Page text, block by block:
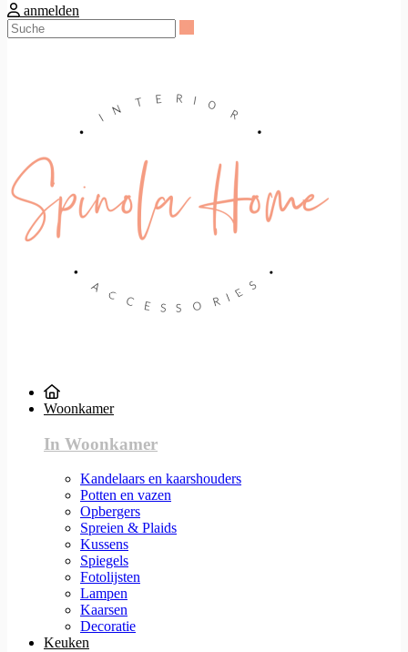
anmelden
Woonkamer
In Woonkamer
Kandelaars en kaarshouders
Potten en vazen
Opbergers
Spreien & Plaids
Kussens
Spiegels
Fotolijsten
Lampen
Kaarsen
Decoratie
Keuken